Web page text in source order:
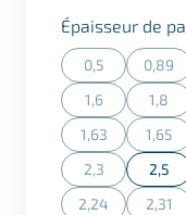
Épaisseur de
0,5
(Cette action
0,89
1,6
(Cette action
1,8
1,63
(Cette action
1,65
2,3
(Cette action
2,5
2,24 2,31